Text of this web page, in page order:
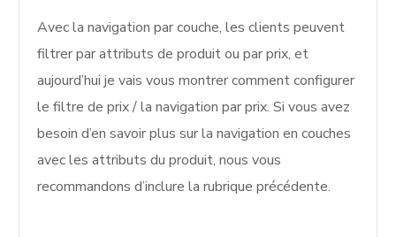
Avec la navigation par couche, les clients peuvent
filtrer par attributs de produit ou par prix, et
aujourd’hui je vais vous montrer comment configurer
le filtre de prix / la navigation par prix. Si vous avez
besoin d’en savoir plus sur la navigation en couches
avec les attributs du produit, nous vous
recommandons d’inclure la rubrique précédente.